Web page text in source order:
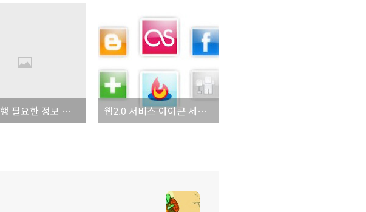
중국 여행 필요한 정보 사이트 정리 웹2.0 서비스 아이콘 세트 무료 배포